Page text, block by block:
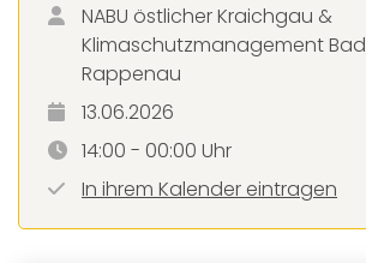
NABU östlicher Kraichgau &
Klimaschutzmanagement Bad
Rappenau
13.06.2026
14:00 - 00:00 Uhr
In ihrem Kalender eintragen